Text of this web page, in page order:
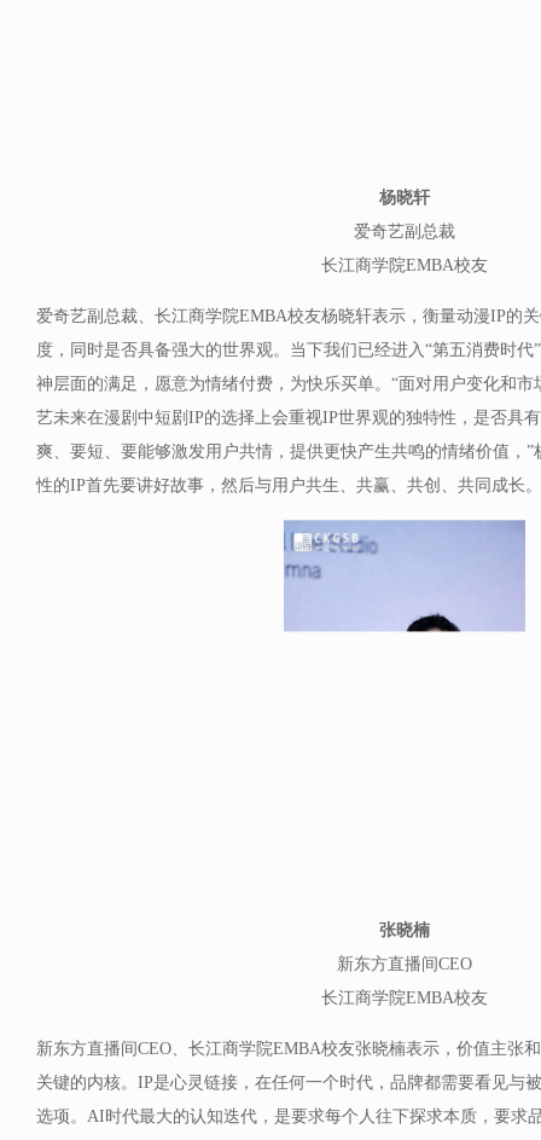
杨晓轩
爱奇艺副总裁
长江商学院EMBA校友
爱奇艺副总裁、长江商学院EMBA校友杨晓轩表示，衡量动漫IP的
度，同时是否具备强大的世界观。当下我们已经进入“第五消费时
神层面的满足，愿意为情绪付费，为快乐买单。“面对用户变化和
艺未来在漫剧中短剧IP的选择上会重视IP世界观的独特性，是否具
爽、要短、要能够激发用户共情，提供更快产生共鸣的情绪价值，
性的IP首先要讲好故事，然后与用户共生、共赢、共创、共同成长
张晓楠
新东方直播间CEO
长江商学院EMBA校友
新东方直播间CEO、长江商学院EMBA校友张晓楠表示，价值主张
关键的内核。IP是心灵链接，在任何一个时代，品牌都需要看见与
选项。AI时代最大的认知迭代，是要求每个人往下探求本质，要求